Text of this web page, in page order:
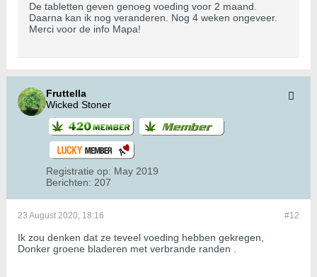
De tabletten geven genoeg voeding voor 2 maand.
Daarna kan ik nog veranderen. Nog 4 weken ongeveer.
Merci voor de info Mapa!
Fruttella
Wicked Stoner
Registratie op: May 2019
Berichten: 207
#12
23 August 2020, 18:16
Ik zou denken dat ze teveel voeding hebben gekregen,
Donker groene bladeren met verbrande randen .